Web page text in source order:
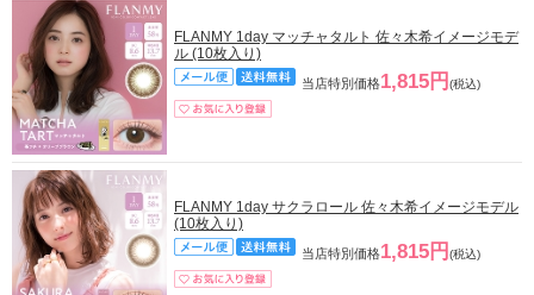
FLANMY 1day マッチャタルト 佐々木希イメージモデ
ル (10枚入り)
当店特別価格1,815円 (税込)
FLANMY 1day サクラロール 佐々木希イメージモデル
(10枚入り)
当店特別価格1,815円 (税込)